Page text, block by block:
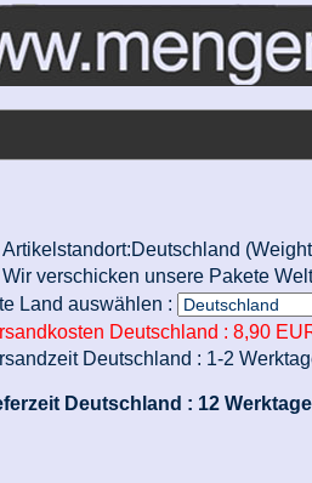
Artikelstandort:Deutschland
Wir verschicken unsere Pakete
Land auswählen :
Deutschland : 8,90
Deutschland : 1-2
Deutschland : 12